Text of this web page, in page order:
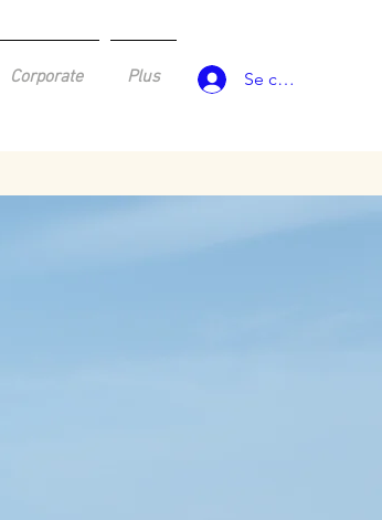
Corporate Plus Se connecter